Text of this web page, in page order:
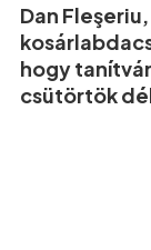
Dan
hogy
csütörtök